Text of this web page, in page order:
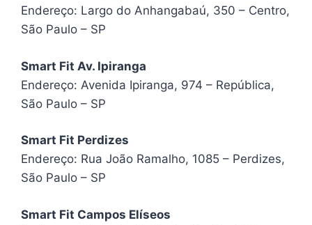
Endereço: Largo do Anhangabaú, 350 – Centro,
São Paulo – SP
Smart Fit Av. Ipiranga
Endereço: Avenida Ipiranga, 974 – República,
São Paulo – SP
Smart Fit Perdizes
Endereço: Rua João Ramalho, 1085 – Perdizes,
São Paulo – SP
Smart Fit Campos Elíseos